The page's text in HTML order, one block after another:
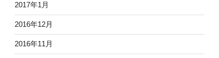
2017年1月
2016年12月
2016年11月